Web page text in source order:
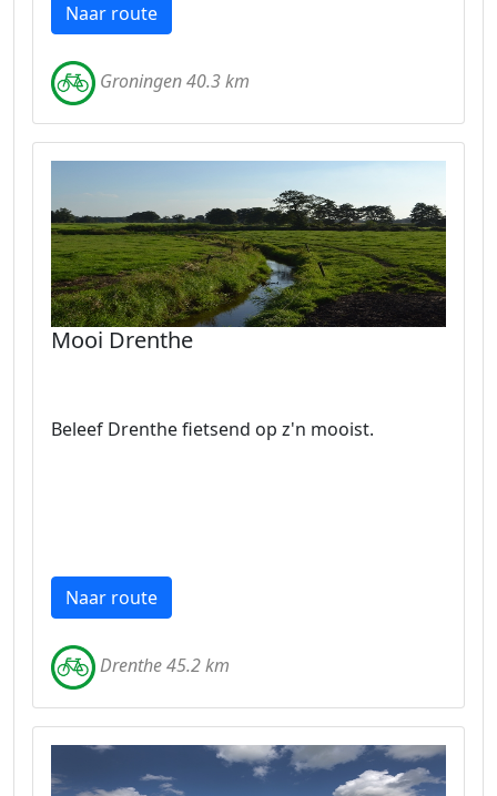
Naar route
Groningen 40.3 km
Mooi Drenthe
Beleef Drenthe fietsend op z'n mooist.
Naar route
Drenthe 45.2 km